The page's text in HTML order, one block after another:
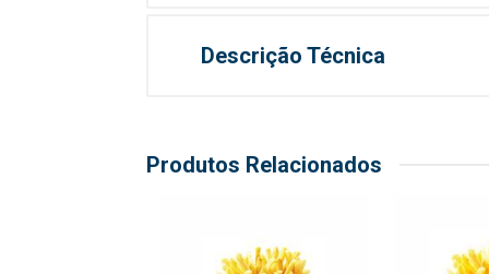
Descrição Técnica
Produtos Relacionados